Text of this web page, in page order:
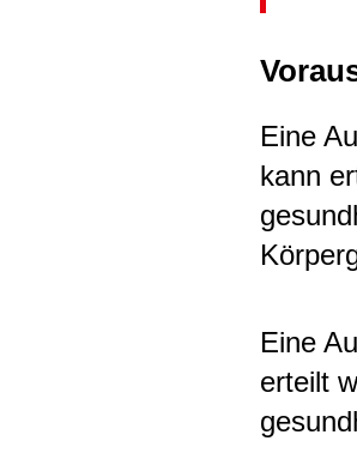
Eine
kann
Eine
erteilt